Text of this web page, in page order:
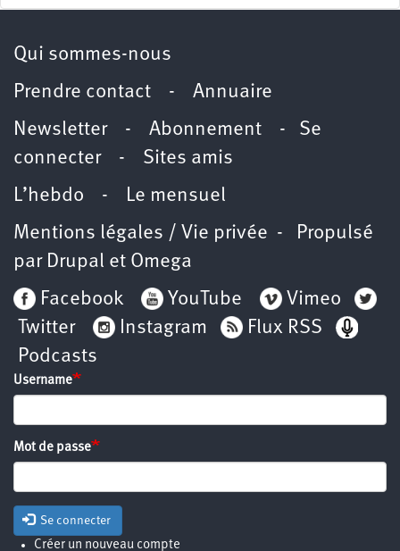
Qui sommes-nous
Prendre contact - Annuaire
Newsletter - Abonnement - Se
connecter- Sites amis
L’hebdo - Le mensuel
Mentions légales / Vie privée - Propulsé
par Drupal et Omega
Facebook
YouTube
Vimeo
Twitter
Instagram
Flux RSS
Podcasts
Username
Mot de passe
Se connecter
Créer un nouveau compte